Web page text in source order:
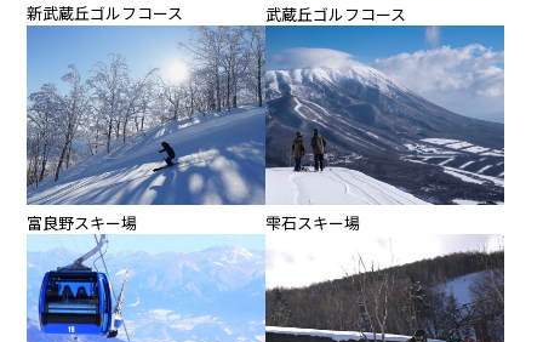
新武蔵丘ゴルフコース 武蔵丘ゴルフコース
富良野スキー場 雫石スキー場